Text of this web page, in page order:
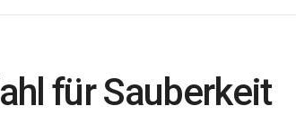
für Sauberkeit